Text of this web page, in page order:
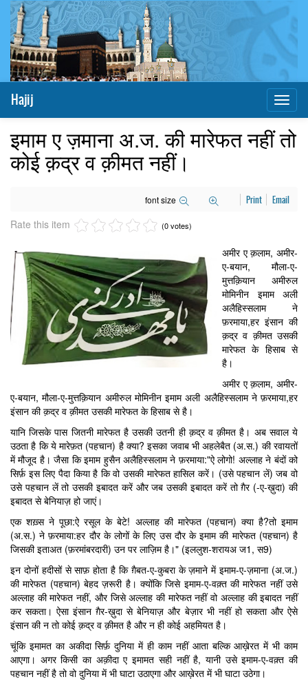
Hajij
इमाम ए ज़माना अ.ज. की मारेफत नहीं तो
कोई क़द्र व क़ीमत नहीं।
font size Print Email
Rate this item (0 votes)
अमीर ए क़लाम, अमीर-
ए-बयान, मौला-ए-
मुत्तक़ियान अमीरुल
मोमिनीन इमाम अली
अलैहिस्सलाम ने
फ़रमाया,हर इंसान की
क़द्र व क़ीमत उसकी
मारेफत के हिसाब से
है।
अमीर ए क़लाम, अमीर-
ए-बयान, मौला-ए-मुत्तक़ियान अमीरुल मोमिनीन इमाम अली अलैहिस्सलाम ने फ़रमाया,हर
इंसान की क़द्र व क़ीमत उसकी मारेफत के हिसाब से है।
यानि जिसके पास जितनी मारेफत है उसकी उतनी ही क़द्र व क़ीमत है। अब सवाल ये
उठता है कि ये मारेफ़त (पहचान) है क्या? इसका जवाब भी अहलेबैत (अ.स.) की रवायतों
में मौजूद है। जैसा कि इमाम हुसैन अलैहिस्सलाम ने फ़रमाया:"ऐ लोगो! अल्लाह ने बंदों को
सिर्फ़ इस लिए पैदा किया है कि वो उसकी मारेफत हासिल करें। (उसे पहचान लें) जब वो
उसे पहचान लें तो उसकी इबादत करें और जब उसकी इबादत करें तो ग़ैर (-ए-ख़ुदा) की
इबादत से बेनियाज़ हो जाएं।
एक शख़्स ने पूछा:ऐ रसूल के बेटे! अल्लाह की मारेफत (पहचान) क्या है?तो इमाम
(अ.स.) ने फ़रमाया:हर दौर के लोगों के लिए उस दौर के इमाम की मारेफत (पहचान) है
जिसकी इताअत (फ़रमांबरदारी) उन पर लाज़िम है।" (इललुश-शरायअ ज1, स9)
इन दोनों हदीसों से साफ़ होता है कि ग़ैबत-ए-कुबरा के ज़माने में इमाम-ए-ज़माना (अ.ज.)
की मारेफत (पहचान) बेहद ज़रूरी है। क्योंकि जिसे इमाम-ए-वक़्त की मारेफत नहीं उसे
अल्लाह की मारेफत नहीं, और जिसे अल्लाह की मारेफत नहीं वो अल्लाह की इबादत नहीं
कर सकता। ऐसा इंसान ग़ैर-ख़ुदा से बेनियाज़ और बेज़ार भी नहीं हो सकता और ऐसे
इंसान की न तो कोई क़द्र व क़ीमत है और न ही कोई अहमियत है।
चूंकि इमामत का अकीदा सिर्फ़ दुनिया में ही काम नहीं आता बल्कि आख़ेरत में भी काम
आएगा। अगर किसी का अक़ीदा ए इमामत सही नहीं है, यानी उसे इमाम-ए-वक़्त की
पहचान नहीं है तो वो दुनिया में भी घाटा उठाएगा और आख़ेरत में भी घाटा उठेगा।